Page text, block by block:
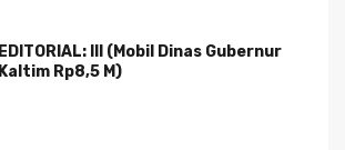
EDITORIAL: III (Mobil Dinas Gubernur
Kaltim Rp8,5 M)